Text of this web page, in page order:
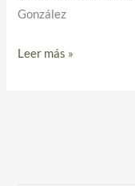
González
1730
Leer más »